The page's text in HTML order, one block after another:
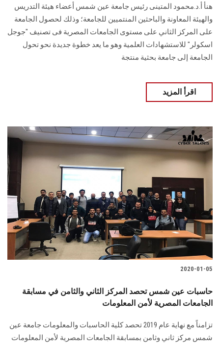
هنأ أ.د.محمود المتينى رئيس جامعة عين شمس أعضاء هيئة التدريس
والهيئة المعاونة والباحثين المنتميين للجامعة؛ وذلك لحصول الجامعة
على المركز الثاني على مستوى الجامعات المصرية فى تصنيف "جوجل
اسكولر" للاستشهادات العلمية وهو ما يعد خطوة جديدة نحو تحول
الجامعة إلى جامعة بحثية منتجة
اقرأ المزيد
2020-01-05
حاسبات عين شمس تحصد المركز الثاني والثامن في مسابقة
الجامعات المصرية لأمن المعلومات
تزامناً مع نهاية عام 2019 تحصد كلية الحاسبات والمعلومات جامعة عين
شمس مركز ثاني وثامن بمسابقة الجامعات المصرية لأمن المعلومات